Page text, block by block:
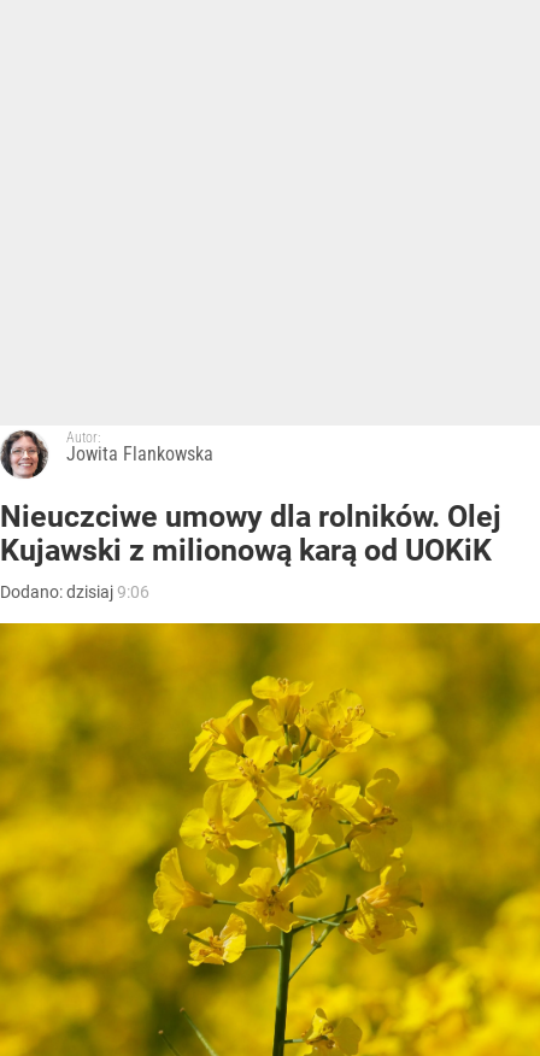
Autor:
Jowita Flankowska
Nieuczciwe umowy dla rolników. Olej
Kujawski z milionową karą od UOKiK
Dodano:dzisiaj9:06